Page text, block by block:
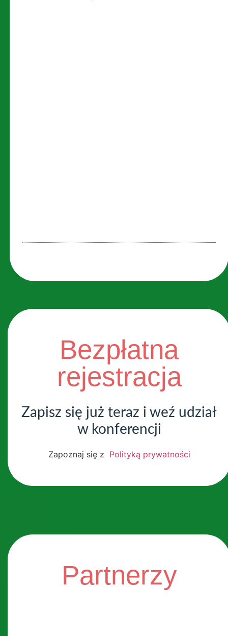
Bezpłatna
rejestracja
Zapisz się już teraz i weź udział
w konferencji
Zapoznaj się z Polityką prywatności
Partnerzy